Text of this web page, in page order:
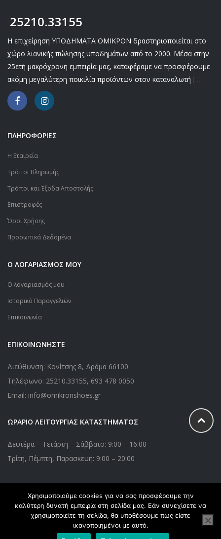
25210.33155
Η επιχείρηση ΥΠΟΔΗΜΑΤΑ ΟΜΙΚΡΟΝ δραστηριοποιείται στο
χώρο λιανικής πώλησης υποδημάτων από το 2000. Μέσα στην
25ετή μακρόχρονη εμπειρία μας, καταφέραμε να προσφέρουμε
ακόμη μεγαλύτερη ποικιλία προϊόντων στον καταναλωτή […]
ΠΛΗΡΟΦΟΡΙΕΣ
Η Εταιρεία
Τρόποι Πληρωμής
Τρόποι και Έξοδα Αποστολής
Επιστροφές
Όροι Χρήσης
Προσωπικά Δεδομένα
Ο ΛΟΓΑΡΙΑΣΜΟΣ ΜΟΥ
Ο λογαριασμός μου
Ιστορικό Παραγγελιών
Επικοινωνία
ΕΠΙΚΟΙΝΩΝΗΣΤΕ
Διεύθυνση: Κονίτσης 8, Δράμα 66100
Τηλέφωνο: 25210.33155, 693 478 0050
Email: info@omikronshoes.gr
ΩΡΑΡΙΟ ΛΕΙΤΟΥΡΓΙΑΣ ΚΑΤΑΣΤΗΜΑΤΟΣ
Δευτέρα – Τετάρτη – Σάββατο: 9:00 – 16:00
Τρίτη, Πέμπτη, Παρασκευή: 9:00 – 20:00
Copyright © 2020 Omikronshoes.gr. All Right Reserved. Powered
bywebApplications
Χρησιμοποιούμε cookies για να σας προσφέρουμε την
καλύτερη δυνατή εμπειρία στη σελίδα μας. Εάν συνεχίσετε να
χρησιμοποιείτε τη σελίδα, θα υποθέσουμε πως είστε
ικανοποιημένοι με αυτό.